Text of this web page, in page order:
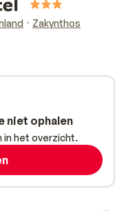
Zakynthos
niet ophalen
in het overzicht.